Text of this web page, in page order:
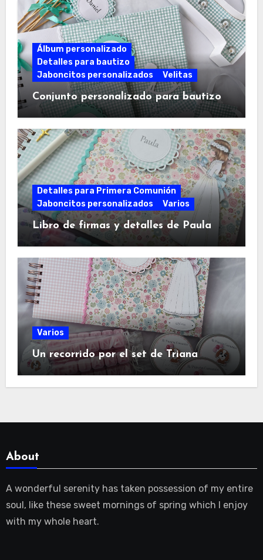
Álbum personalizado
Detalles para bautizo
Jaboncitos personalizados
Velitas
Conjunto personalizado para bautizo
Detalles para Primera Comunión
Jaboncitos personalizados
Varios
Libro de firmas y detalles de Paula
Varios
Un recorrido por el set de Triana
About
A wonderful serenity has taken possession of my entire
soul, like these sweet mornings of spring which I enjoy
with my whole heart.